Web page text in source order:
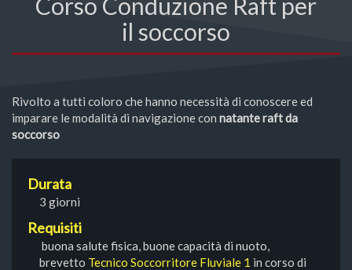
il soccorso
Rivolto a tutti coloro che hanno necessità di conoscere ed
imparare le modalità di navigazione con natante raft da
soccorso
Durata
3 giorni
Requisiti
buona salute fisica, buone capacità di nuoto,
brevetto Tecnico Soccorritore Fluviale 1 in corso di